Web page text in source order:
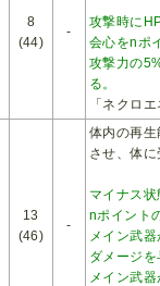
8
(44)
-
攻撃時に
会心をnポ
攻撃力の
る。
「ネクロ
13
(46)
-
体内の再
させ、体に
マイナス状
nポイント
メイン武
ダメージを
メイン武